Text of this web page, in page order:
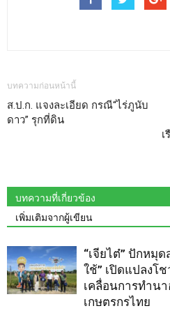
บทความก่อนหน้านี้
ส.ป.ก. แจงละเอียด กรณี“ไร่ภูนับ
ดาว” รุกที่ดิน
บทความที่เกี่ยวข้อง
เพิ่มเติมจากผู้เขียน
“เจียไต๋” ปักหมุ
ใช้” เปิดแปลงโ
เคลื่อนการทำน
เกษตรกรไทย